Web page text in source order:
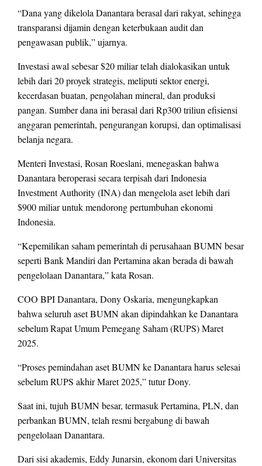
“Dana yang dikelola Danantara berasal dari rakyat, sehingga
transparansi dijamin dengan keterbukaan audit dan
pengawasan publik,” ujarnya.
Investasi awal sebesar $20 miliar telah dialokasikan untuk
lebih dari 20 proyek strategis, meliputi sektor energi,
kecerdasan buatan, pengolahan mineral, dan produksi
pangan. Sumber dana ini berasal dari Rp300 triliun efisiensi
anggaran pemerintah, pengurangan korupsi, dan optimalisasi
belanja negara.
Menteri Investasi, Rosan Roeslani, menegaskan bahwa
Danantara beroperasi secara terpisah dari Indonesia
Investment Authority (INA) dan mengelola aset lebih dari
$900 miliar untuk mendorong pertumbuhan ekonomi
Indonesia.
“Kepemilikan saham pemerintah di perusahaan BUMN besar
seperti Bank Mandiri dan Pertamina akan berada di bawah
pengelolaan Danantara,” kata Rosan.
COO BPI Danantara, Dony Oskaria, mengungkapkan
bahwa seluruh aset BUMN akan dipindahkan ke Danantara
sebelum Rapat Umum Pemegang Saham (RUPS) Maret
2025.
“Proses pemindahan aset BUMN ke Danantara harus selesai
sebelum RUPS akhir Maret 2025,” tutur Dony.
Saat ini, tujuh BUMN besar, termasuk Pertamina, PLN, dan
perbankan BUMN, telah resmi bergabung di bawah
pengelolaan Danantara.
Dari sisi akademis, Eddy Junarsin, ekonom dari Universitas